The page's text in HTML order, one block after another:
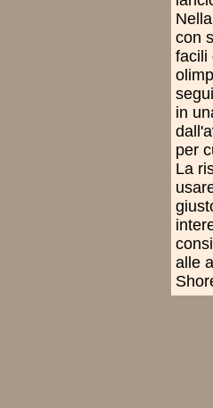
con
facili
in
per
La
alle